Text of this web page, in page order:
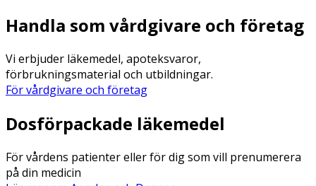
Handla som vårdgivare och företag
Vi erbjuder läkemedel, apoteksvaror,
förbrukningsmaterial och utbildningar.
För vårdgivare och företag
Dosförpackade läkemedel
För vårdens patienter eller för dig som vill prenumerera
på din medicin